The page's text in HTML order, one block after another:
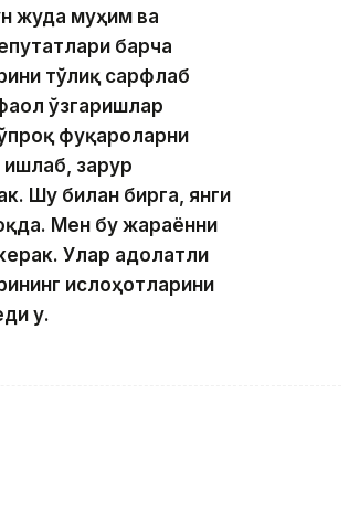
жуда муҳим ва
барча
тўлиқ сарфлаб
ўзгаришлар
фуқароларни
зарур
Шу билан бирга, янги
Мен бу жараённи
Улар адолатли
ислоҳотларини
у.